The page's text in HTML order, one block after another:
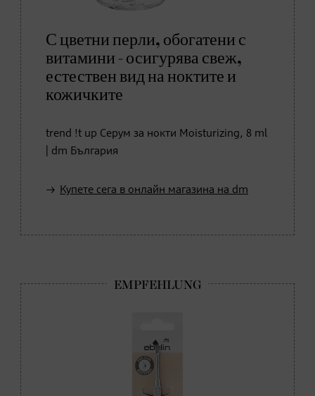
С цветни перли, обогатени с
витамини - осигурява свеж,
естествен вид на ноктите и
кожичките
trend !t up Серум за нокти Moisturizing, 8 ml
| dm България
Купете сега в онлайн магазина на dm